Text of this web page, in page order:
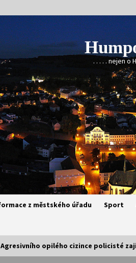
. . . . . nejen o
z městského úřadu Sport
Agresivního opilého cizince policisté